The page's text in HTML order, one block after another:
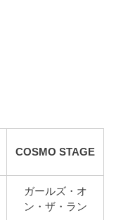
COSMO STAGE
ガールズ・オ
ン・ザ・ラン